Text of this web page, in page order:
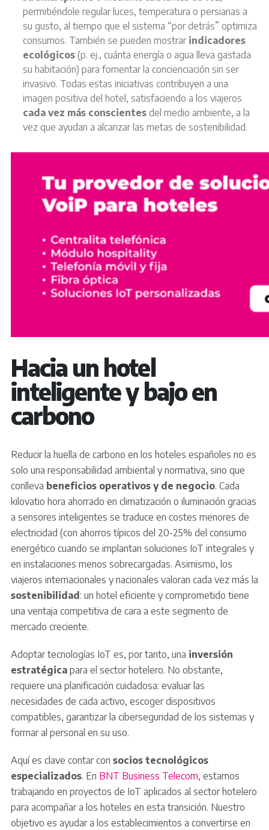
permitiéndole regular luces, temperatura o persianas a
su gusto, al tiempo que el sistema “por detrás” optimiza
consumos. También se pueden mostrar indicadores
ecológicos(p. ej., cuánta energía o agua lleva gastada
su habitación) para fomentar la concienciación sin ser
invasivo. Todas estas iniciativas contribuyen a una
imagen positiva del hotel, satisfaciendo a los viajeros
cada vez más conscientesdel medio ambiente, a la
vez que ayudan a alcanzar las metas de sostenibilidad.
Hacia un hotel
inteligente y bajo en
carbono
Reducir la huella de carbono en los hoteles españoles no es
solo una responsabilidad ambiental y normativa, sino que
conlleva beneficios operativos y de negocio. Cada
kilovatio hora ahorrado en climatización o iluminación gracias
a sensores inteligentes se traduce en costes menores de
electricidad (con ahorros típicos del 20-25% del consumo
energético cuando se implantan soluciones IoT integrales y
en instalaciones menos sobrecargadas. Asimismo, los
viajeros internacionales y nacionales valoran cada vez más la
sostenibilidad : un hotel eficiente y comprometido tiene
una ventaja competitiva de cara a este segmento de
mercado creciente.
Adoptar tecnologías IoT es, por tanto, una inversión
estratégicapara el sector hotelero. No obstante,
requiere una planificación cuidadosa: evaluar las
necesidades de cada activo, escoger dispositivos
compatibles, garantizar la ciberseguridad de los sistemas y
formar al personal en su uso.
Aquí es clave contar con socios tecnológicos
especializados. En BNT Business Telecom, estamos
trabajando en proyectos de IoT aplicados al sector hotelero
para acompañar a los hoteles en esta transición. Nuestro
objetivo es ayudar a los establecimientos a convertirse en